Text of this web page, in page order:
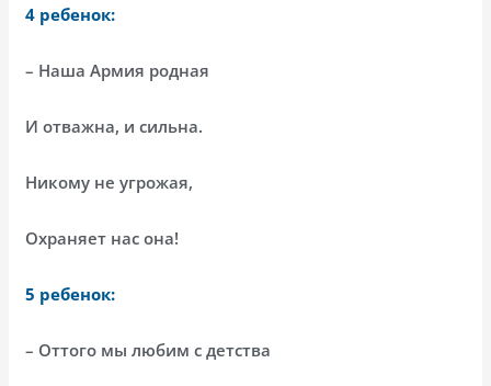
4 ребенок:
– Наша Армия родная
И отважна, и сильна.
Никому не угрожая,
Охраняет нас она!
5 ребенок:
– Оттого мы любим с детства